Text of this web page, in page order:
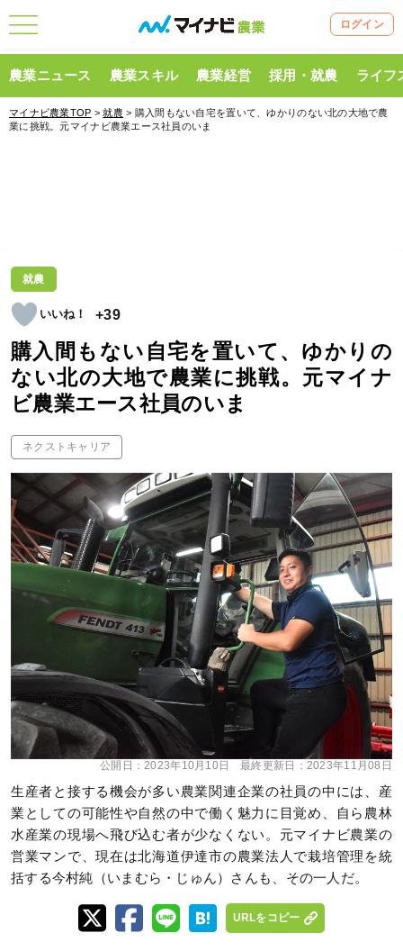
ログイン
農業ニュース 農業スキル 農業経営 採用・就農 ライフ
マイナビ農業TOP >就農 > 購入間もない自宅を置いて、ゆかりのない北の大地で農
業に挑戦。元マイナビ農業エース社員のいま
就農
+39
購入間もない自宅を置いて、ゆかりの
ない北の大地で農業に挑戦。元マイナ
ビ農業エース社員のいま
ネクストキャリア
公開日：2023年10月10日 最終更新日： 2023年11月08日
生産者と接する機会が多い農業関連企業の社員の中には、産
業としての可能性や自然の中で働く魅力に目覚め、自ら農林
水産業の現場へ飛び込む者が少なくない。元マイナビ農業の
営業マンで、現在は北海道伊達市の農業法人で栽培管理を統
括する今村純（いまむら・じゅん）さんも、その一人だ。
URLをコピー